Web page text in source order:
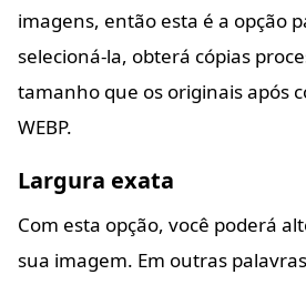
imagens, então esta é a opção
selecioná-la, obterá cópias
tamanho que os originais após
WEBP.
Largura exata
Com esta opção, você poderá
sua imagem. Em outras